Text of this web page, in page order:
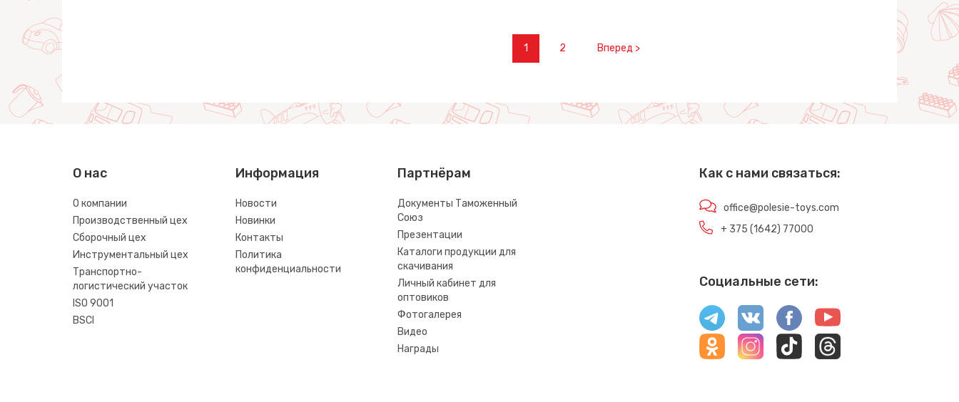
1 2 Вперед >
О нас
О компании
Производственный цех
Сборочный цех
Инструментальный цех
Транспортно-
логистический участок
ISO 9001
BSCI
Информация
Новости
Новинки
Контакты
Политика
конфиденциальности
Партнёрам
Документы Таможенный
Союз
Презентации
Каталоги продукции для
скачивания
Личный кабинет для
оптовиков
Фотогалерея
Видео
Награды
Как с нами связаться:
office@polesie-toys.com
+ 375 (1642) 77000
Социальные сети: